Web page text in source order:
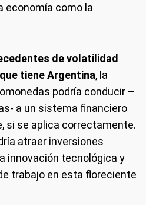
economía como la
de volatilidad
tiene Argentina, la
podría conducir –
a un sistema financiero
si se aplica correctamente.
atraer inversiones
innovación tecnológica y
trabajo en esta floreciente